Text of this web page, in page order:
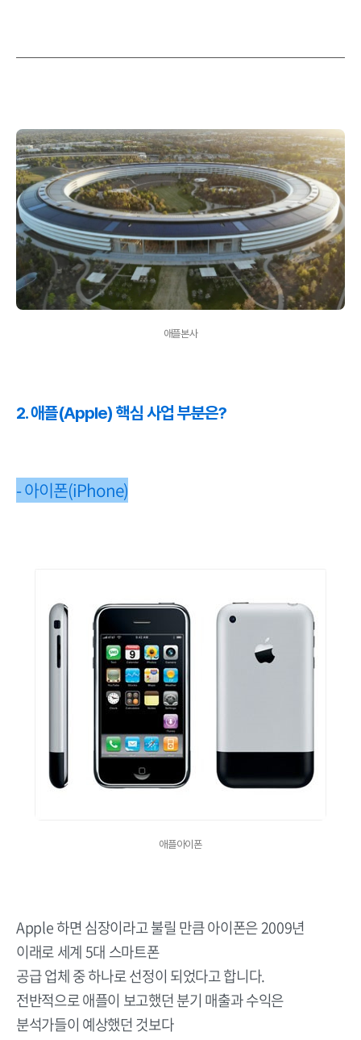
애플본사
2. 애플(Apple) 핵심 사업 부분은?
- 아이폰(iPhone)
애플아이폰
Apple 하면 심장이라고 불릴 만큼 아이폰은 2009년
이래로 세계 5대 스마트폰
공급 업체 중 하나로 선정이 되었다고 합니다.
전반적으로 애플이 보고했던 분기 매출과 수익은
분석가들이 예상했던 것보다